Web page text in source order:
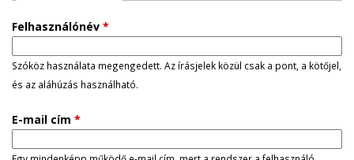
l
s
ő
d
Felhasználónév *
Szóköz használata megengedett. Az írásjelek közül csak a pont, a kötőjel,
és az aláhúzás használható.
E-mail cím *